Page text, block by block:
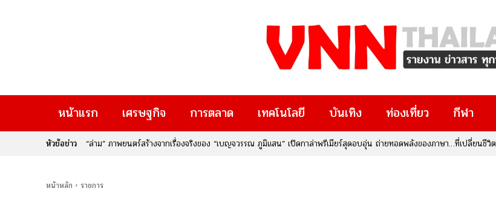
หน้าแรก เศรษฐกิจ การตลาด เทคโนโลยี บันเทิง ท่องเที่ยว กีฬา
หัวข้อข่าว
“ล่าม” ภาพยนตร์สร้างจากเรื่องจริงของ “เบญจวรรณ ภูมิแสน” เปิดกาล่าพรีเมียร์สุดอบอุ่น ถ่ายทอดพลังของภาษา…ที่เปลี่ยนชีวิต
หน้าหลัก ราชการ